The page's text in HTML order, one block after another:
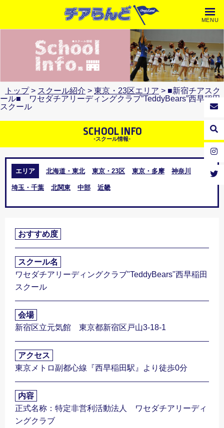
MENU
トップ> スクール紹介 > 東京・23区エリア > ■新宿チアスク
ール■ ワセダチアリーディングクラブ”TeddyBears”西早稲田
スクール
SCHOOL INFO
-スクール情報-
エリア 北海道・東北 東京・23区 東京・多摩 神奈川
埼玉・千葉 北関東 中部 近畿
おすすめ度
スクール名
ワセダチアリーディングクラブ"TeddyBears"西早稲田
スクール
会場
新宿区立元気館 東京都新宿区戸山3-18-1
アクセス
東京メトロ副都心線『西早稲田駅』より徒歩0分
内容
正式名称：特定非営利活動法人 ワセダチアリーディ
ングクラブ